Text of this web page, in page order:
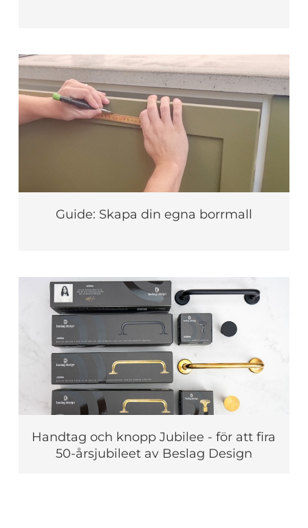
Guide: Skapa din egna borrmall
Handtag och knopp Jubilee - för att fira
50-årsjubileet av Beslag Design